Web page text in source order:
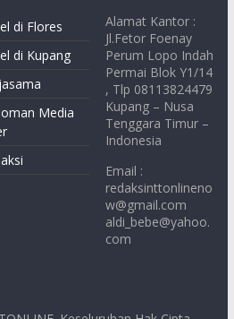
di Flores
di Kupang
Media
Alamat Kantor :
Jl.Fetor Foenay
Perum Lopo Indah
Permai Blok Y1/14
, Tlp 08113824479
Kupang – Nusa
Tenggara Timur –
Indonesia
Email :
redaksinttonlineno
w@gmail.com
aldi_bebe@yahoo.
com